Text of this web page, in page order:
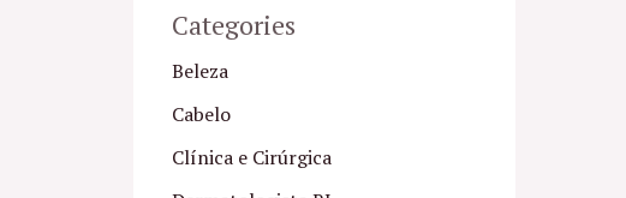
Categories
Beleza
Cabelo
Clínica e Cirúrgica